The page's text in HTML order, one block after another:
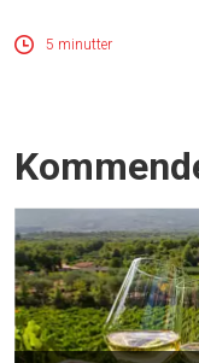
5 minutter
Events